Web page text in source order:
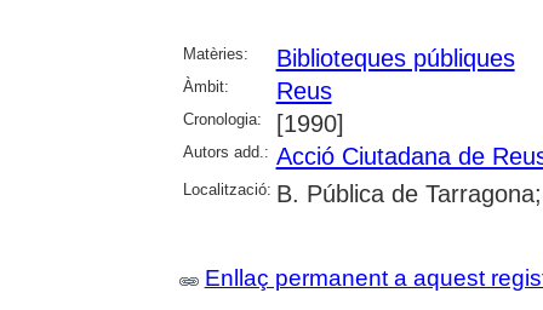
Matèries: Biblioteques públiques
Àmbit: Reus
Cronologia: [1990]
Autors add.: Acció Ciutadana de
Localització: B. Pública de
Enllaç permanent a aquest